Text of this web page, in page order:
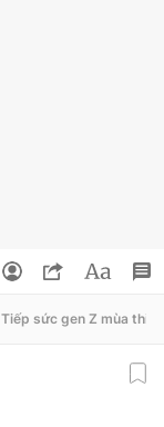
Tiếp sức gen Z mùa thi